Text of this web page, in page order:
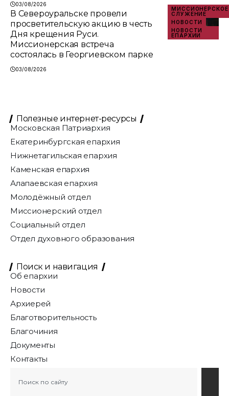
03/08/2026
МИССИОНЕРСКОЕ
СЛУЖЕНИЕ
НОВОСТИ
НОВОСТИ
ЕПАРХИИ
В Североуральске провели
просветительскую акцию в честь
Дня крещения Руси.
Миссионерская встреча
состоялась в Георгиевском парке
03/08/2026
Полезные интернет-ресурсы
Московская Патриархия
Екатеринбургская епархия
Нижнетагильская епархия
Каменская епархия
Алапаевская епархия
Молодёжный отдел
Миссионерский отдел
Социальный отдел
Отдел духовного образования
Поиск и навигация
Об епархии
Новости
Архиерей
Благотворительность
Благочиния
Документы
Контакты